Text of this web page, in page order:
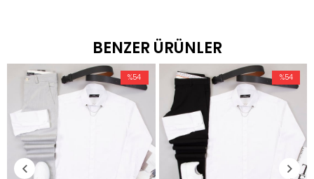
BENZER ÜRÜNLER
%54 %54